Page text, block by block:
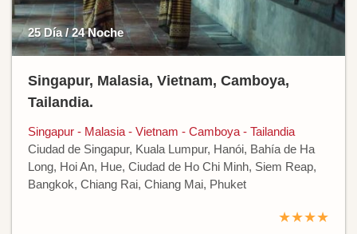
25 Día / 24 Noche
Singapur, Malasia, Vietnam, Camboya,
Tailandia.
Singapur - Malasia - Vietnam - Camboya - Tailandia
Ciudad de Singapur, Kuala Lumpur, Hanói, Bahía de Ha
Long, Hoi An, Hue, Ciudad de Ho Chi Minh, Siem Reap,
Bangkok, Chiang Rai, Chiang Mai, Phuket
★★★★